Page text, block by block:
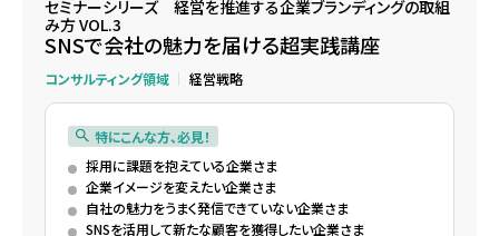
セミナーシリーズ 経営を推進する企業ブランディングの取組
み方 VOL.3
SNSで会社の魅力を届ける超実践講座
コンサルティング領域 経営戦略
特にこんな方、必見！
採用に課題を抱えている企業さま
企業イメージを変えたい企業さま
自社の魅力をうまく発信できていない企業さま
SNSを活用して新たな顧客を獲得したい企業さま